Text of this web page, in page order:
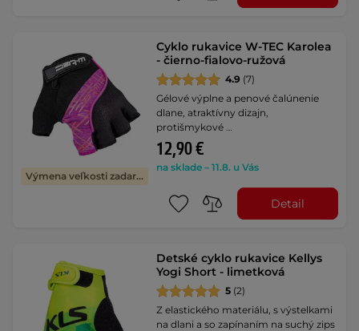
Výmena veľkosti zadarmo
Cyklo rukavice W-TEC Karolea
- čierno-fialovo-ružová
4.9 (7)
Gélové výplne a penové čalúnenie
dlane, atraktívny dizajn,
protišmykové …
12,90 €
na sklade – 11.8. u Vás
Detail
Detské cyklo rukavice Kellys
Yogi Short - limetková
5 (2)
Z elastického materiálu, s výstelkami
na dlani a so zapínaním na suchý zips